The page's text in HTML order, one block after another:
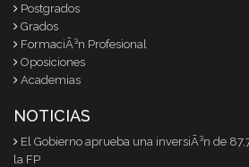
Postgrados
Grados
FormaciÃ³n Profesional
Oposiciones
Academias
NOTICIAS
El Gobierno aprueba una inversiÃ³n de
la FP